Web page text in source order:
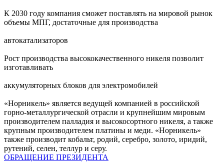
К 2030 году компания сможет поставлять на мировой рынок
объемы МПГ, достаточные для производства
автокатализаторов
Рост производства высококачественного никеля позволит
изготавливать
аккумуляторных блоков для электромобилей
«Норникель» является ведущей компанией в российской
горно-металлургической отрасли и крупнейшим мировым
производителем палладия и высокосортного никеля, а также
крупным производителем платины и меди. «Норникель»
также производит кобальт, родий, серебро, золото, иридий,
рутений, селен, теллур и серу.
ОБРАЩЕНИЕ ПРЕЗИДЕНТА